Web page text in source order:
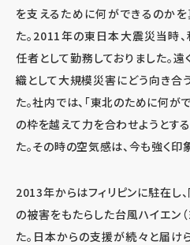
を支えるために何ができるのか
た。2011年の東日本大震災当時
任者として勤務しておりました。
織として大規模災害にどう向き合
た。社内では、「東北のために何が
の枠を越えて力を合わせようとす
た。その時の空気感は、今も強く印
2013年からはフィリピンに駐在し
の被害をもたらした台風ハイエン
た。日本からの支援が続々と届け